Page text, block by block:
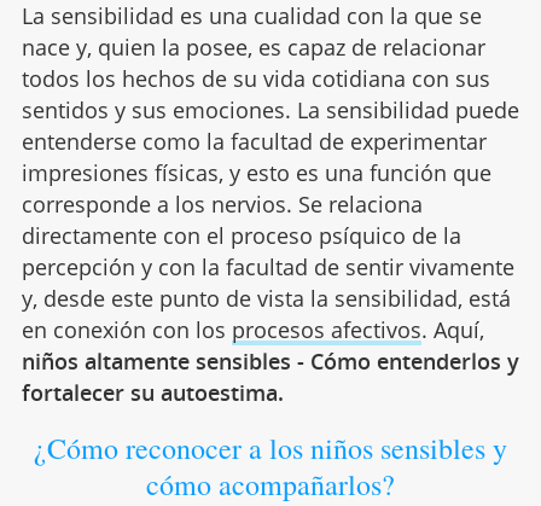
La sensibilidad es una cualidad con la que se
nace y, quien la posee, es capaz de relacionar
todos los hechos de su vida cotidiana con sus
sentidos y sus emociones. La sensibilidad puede
entenderse como la facultad de experimentar
impresiones físicas, y esto es una función que
corresponde a los nervios. Se relaciona
directamente con el proceso psíquico de la
percepción y con la facultad de sentir vivamente
y, desde este punto de vista la sensibilidad, está
en conexión con los procesos afectivos. Aquí,
niños altamente sensibles - Cómo entenderlos y
fortalecer su autoestima.
¿Cómo reconocer a los niños sensibles y
cómo acompañarlos?